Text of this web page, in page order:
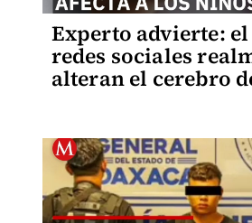
Experto advierte:
redes sociales
alteran el cerebro